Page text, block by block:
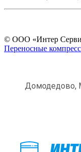
© ООО «Интер
Переносные
Домодедово,